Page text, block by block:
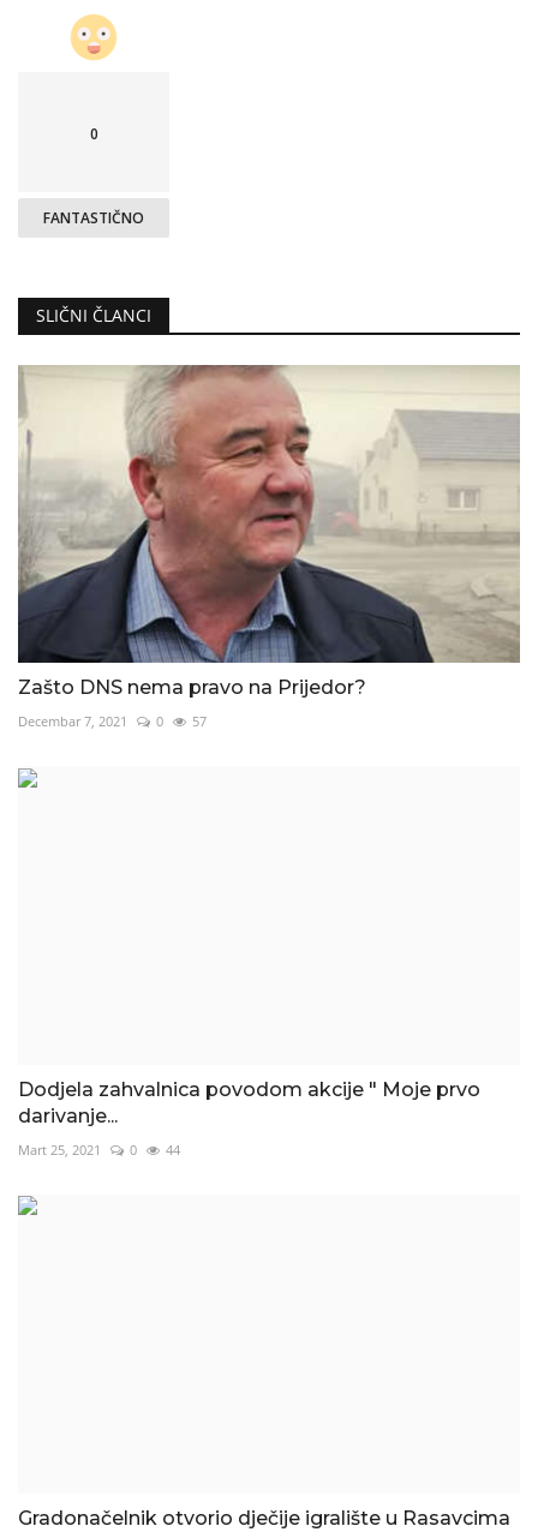
0
FANTASTIČNO
SLIČNI ČLANCI
Zašto DNS nema pravo na Prijedor?
Decembar 7, 2021 0 57
Dodjela zahvalnica povodom akcije " Moje prvo
darivanje...
Mart 25, 2021 0 44
Gradonačelnik otvorio dječije igralište u Rasavcima